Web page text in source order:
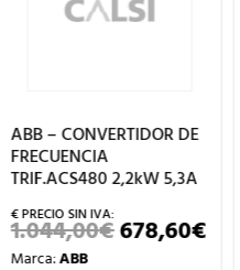
ABB – CONVERTIDOR DE
FRECUENCIA
TRIF.ACS480 2,2kW 5,3A
1.044,00€EL
PRECIO
678,60€EL
Marca:ABB